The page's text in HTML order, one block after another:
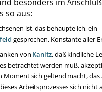
besonders im
so aus:
ist, das behaupte ich, ein
gesprochen, Konstante aller
von Kanitz, daß kindliche
betrachtet werden muß,
sich geltend macht, das
Arbeitsprozesses sich nicht